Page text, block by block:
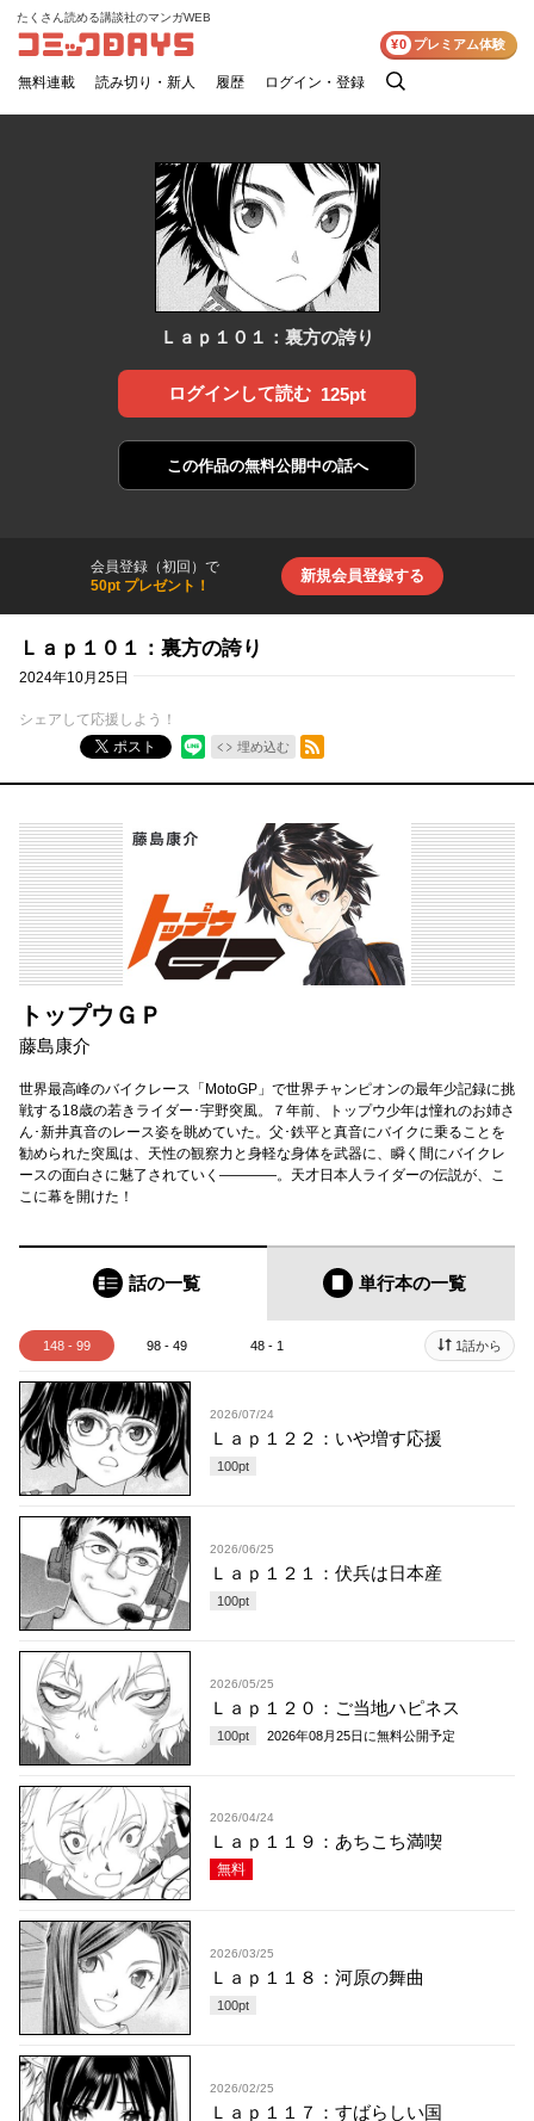
コミックDAYS
たくさん読める講談社のマンガWEB
無料連載 読み切り・新人 履歴 ログイン・登録
検
¥0 プレミアム体験
Ｌａｐ１０１：裏方の誇り
ログインして読む 125pt
この作品の無料公開中の話へ
会員登録（初回）で
50pt プレゼント！
新規会員登録する
Ｌａｐ１０１：裏方の誇り
2024年10月25日
シェアして応援しよう！
ポスト
埋め込む
RSSフィード
トップウＧＰ
藤島康介
世界最高峰のバイクレース「MotoGP」で世界チャンピオンの最年少記録に挑
戦する18歳の若きライダー･宇野突風。７年前、トップウ少年は憧れのお姉さ
ん･新井真音のレース姿を眺めていた。父･鉄平と真音にバイクに乗ることを
勧められた突風は、天性の観察力と身軽な身体を武器に、瞬く間にバイクレ
ースの面白さに魅了されていく――――。天才日本人ライダーの伝説が、こ
こに幕を開けた！
話の一覧 単行本の一覧
148 - 99 98 - 49 48 - 1 1話から
2026/07/24
Ｌａｐ１２２：いや増す応援
100pt
2026/06/25
Ｌａｐ１２１：伏兵は日本産
100pt
2026/05/25
Ｌａｐ１２０：ご当地ハピネス
100pt 2026年08月25日 に無料公開予定
2026/04/24
Ｌａｐ１１９：あちこち満喫
無料
2026/03/25
Ｌａｐ１１８：河原の舞曲
100pt
2026/02/25
Ｌａｐ１１７：すばらしい国